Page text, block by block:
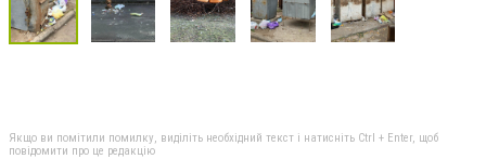
Якщо ви помітили помилку, виділіть необхідний текст і натисніть Ctrl + Enter, щоб
повідомити про це редакцію